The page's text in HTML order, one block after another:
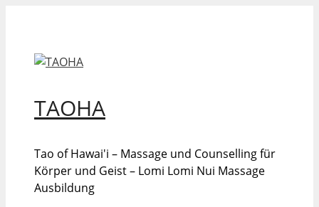
TAOHA
Tao of Hawai'i – Massage und Counselling für
Körper und Geist – Lomi Lomi Nui Massage
Ausbildung